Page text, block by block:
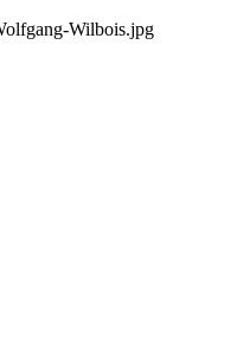
Wilbois.jpg